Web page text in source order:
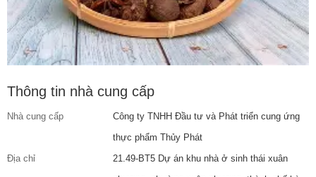
Thông tin nhà cung cấp
Nhà cung cấp
Công ty TNHH Đầu tư và Phát triển cung ứng
thực phẩm Thủy Phát
Địa chỉ
21.49-BT5 Dự án khu nhà ở sinh thái xuân